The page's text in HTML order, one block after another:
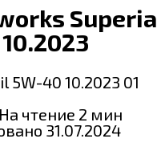
Superia
На чтение 2 мин
31.07.2024